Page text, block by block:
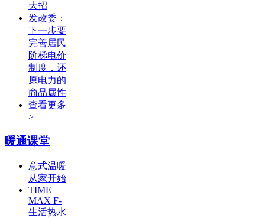
大招
发改委：
下一步要
完善居民
阶梯电价
制度，还
原电力的
商品属性
查看更多
>
暖通课堂
意式温暖
从家开始
TIME
MAX F-
生活热水